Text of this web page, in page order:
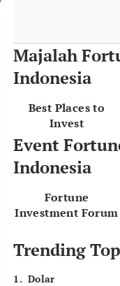
Majalah
Indonesia
Best Places to
Invest
Event
Indonesia
Fortune
Investment Forum
Trending
1. Dolar